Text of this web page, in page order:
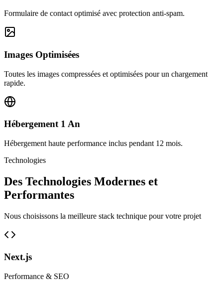
Formulaire de contact optimisé avec protection anti-spam.
Images Optimisées
Toutes les images compressées et optimisées pour un chargement
rapide.
Hébergement 1 An
Hébergement haute performance inclus pendant 12 mois.
Technologies
Des Technologies Modernes et
Performantes
Nous choisissons la meilleure stack technique pour votre projet
Next.js
Performance & SEO